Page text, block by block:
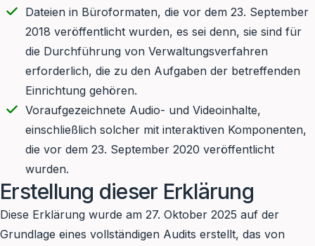
Dateien in Büroformaten, die vor dem 23. September
2018 veröffentlicht wurden, es sei denn, sie sind für
die Durchführung von Verwaltungsverfahren
erforderlich, die zu den Aufgaben der betreffenden
Einrichtung gehören.
Voraufgezeichnete Audio- und Videoinhalte,
einschließlich solcher mit interaktiven Komponenten,
die vor dem 23. September 2020 veröffentlicht
wurden.
Erstellung dieser Erklärung
Diese Erklärung wurde am 27. Oktober 2025 auf der
Grundlage eines vollständigen Audits erstellt, das von